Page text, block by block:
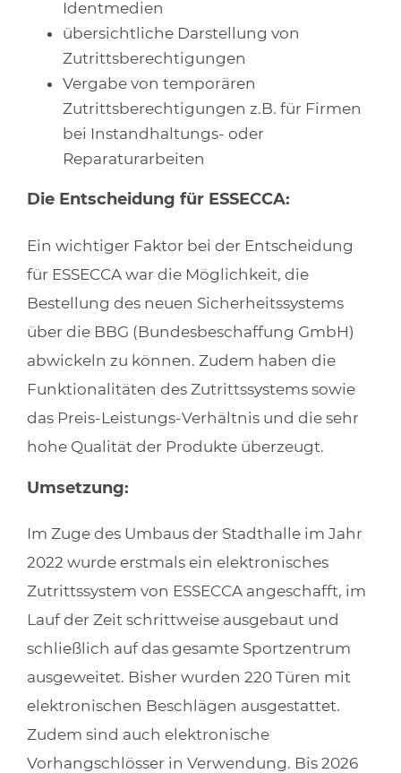
Identmedien
übersichtliche Darstellung von
Zutrittsberechtigungen
Vergabe von temporären
Zutrittsberechtigungen z.B. für Firmen
bei Instandhaltungs- oder
Reparaturarbeiten
Die Entscheidung für ESSECCA:
Ein wichtiger Faktor bei der Entscheidung
für ESSECCA war die Möglichkeit, die
Bestellung des neuen Sicherheitssystems
über die BBG (Bundesbeschaffung GmbH)
abwickeln zu können. Zudem haben die
Funktionalitäten des Zutrittssystems sowie
das Preis-Leistungs-Verhältnis und die sehr
hohe Qualität der Produkte überzeugt.
Umsetzung:
Im Zuge des Umbaus der Stadthalle im Jahr
2022 wurde erstmals ein elektronisches
Zutrittssystem von ESSECCA angeschafft, im
Lauf der Zeit schrittweise ausgebaut und
schließlich auf das gesamte Sportzentrum
ausgeweitet. Bisher wurden 220 Türen mit
elektronischen Beschlägen ausgestattet.
Zudem sind auch elektronische
Vorhangschlösser in Verwendung. Bis 2026